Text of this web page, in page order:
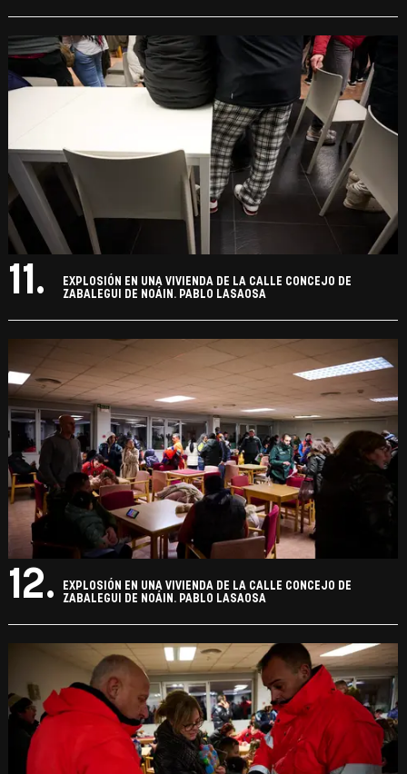
11.
EXPLOSIÓN EN UNA VIVIENDA DE LA CALLE CONCEJO DE
ZABALEGUI DE NOÁIN. PABLO LASAOSA
12.
EXPLOSIÓN EN UNA VIVIENDA DE LA CALLE CONCEJO DE
ZABALEGUI DE NOÁIN. PABLO LASAOSA